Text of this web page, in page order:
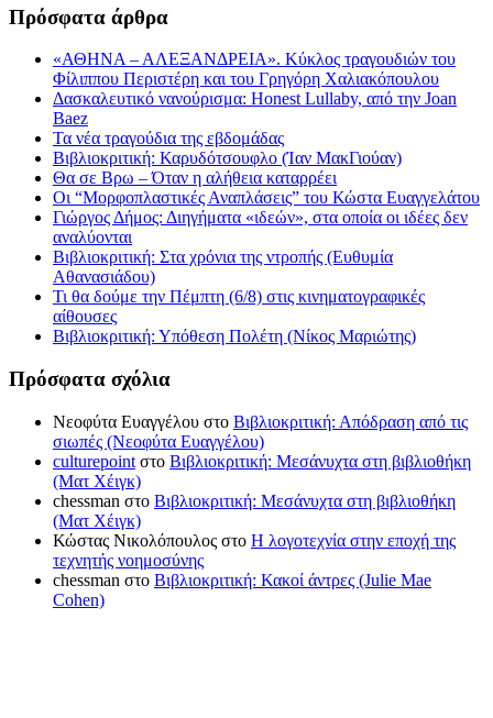
Πρόσφατα άρθρα
«ΑΘΗΝΑ – ΑΛΕΞΑΝΔΡΕΙΑ». Κύκλος τραγουδιών του
Φίλιππου Περιστέρη και του Γρηγόρη Χαλιακόπουλου
Δασκαλευτικό νανούρισμα: Honest Lullaby, από την Joan
Baez
Τα νέα τραγούδια της εβδομάδας
Βιβλιοκριτική: Καρυδότσουφλο (Ίαν ΜακΓιούαν)
Θα σε Βρω – Όταν η αλήθεια καταρρέει
Οι “Μορφοπλαστικές Αναπλάσεις” του Κώστα Ευαγγελάτου
Γιώργος Δήμος: Διηγήματα «ιδεών», στα οποία οι ιδέες δεν
αναλύονται
Βιβλιοκριτική: Στα χρόνια της ντροπής (Ευθυμία
Αθανασιάδου)
Τι θα δούμε την Πέμπτη (6/8) στις κινηματογραφικές
αίθουσες
Βιβλιοκριτική: Υπόθεση Πολέτη (Νίκος Μαριώτης)
Πρόσφατα σχόλια
Νεοφύτα Ευαγγέλου στο Βιβλιοκριτική: Απόδραση από τις
σιωπές (Νεοφύτα Ευαγγέλου)
culturepoint στο Βιβλιοκριτική: Μεσάνυχτα στη βιβλιοθήκη
(Ματ Χέιγκ)
chessman στο Βιβλιοκριτική: Μεσάνυχτα στη βιβλιοθήκη
(Ματ Χέιγκ)
Κώστας Νικολόπουλος στο Η λογοτεχνία στην εποχή της
τεχνητής νοημοσύνης
chessman στο Βιβλιοκριτική: Κακοί άντρες (Julie Mae
Cohen)